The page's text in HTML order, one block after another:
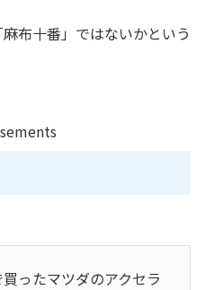
布十番」ではないかという
ったマツダのアクセラ